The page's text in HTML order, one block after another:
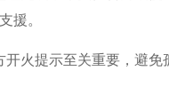
援。
火提示至关重要，避